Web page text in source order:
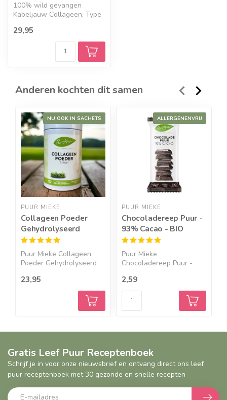
100% wild gevangen
Kabeljauw Collageen, Type
duurzame, in he...
29,95
Anderen kochten dit samen
NU OOK IN SACHETS
PUUR MIEKE
Collageen Poeder
Gehydrolyseerd
Puur Mieke Collageen
Poeder Gehydrolyseerd
23,95
ALLERGENENVRIJ
PUUR MIEKE
Chocoladereep Puur -
93% Cacao - BIO
Puur Mieke
Chocoladereep Puur -
2,59
Gratis Leef Puur Receptenboek
Schrijf je in voor onze nieuwsbrief en ontvang direct ons leef
puur receptenboek met 30 gezonde en snelle recepten